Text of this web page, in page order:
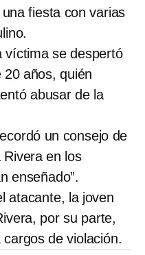
fiesta con varias
víctima se despertó
20 años, quién
abusar de la
un consejo de
en los
enseñado”.
atacante, la joven
por su parte,
de violación.